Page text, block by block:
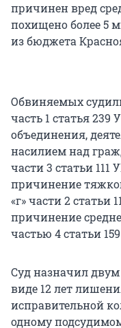
причинен вред
похищено более 5
из бюджета
Обвиняемых
часть 1 статья 239
объединения,
насилием над
части 3 статьи
причинение
«г» части 2
причинение
частью 4 статьи
Суд назначил
виде 12 лет
исправительной
одному